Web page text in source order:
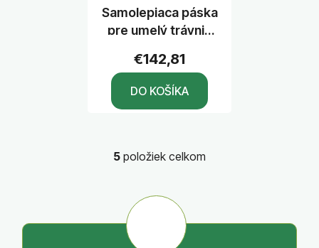
Samolepiaca páska
pre umelý trávnik
€142,81
DO KOŠÍKA
O
l
5 položiek celkom